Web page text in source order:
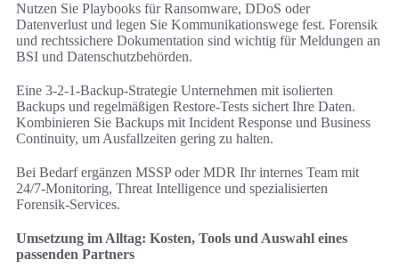
Nutzen Sie Playbooks für Ransomware, DDoS oder
Datenverlust und legen Sie Kommunikationswege fest. Forensik
und rechtssichere Dokumentation sind wichtig für Meldungen an
BSI und Datenschutzbehörden.
Eine 3-2-1-Backup-Strategie Unternehmen mit isolierten
Backups und regelmäßigen Restore-Tests sichert Ihre Daten.
Kombinieren Sie Backups mit Incident Response und Business
Continuity, um Ausfallzeiten gering zu halten.
Bei Bedarf ergänzen MSSP oder MDR Ihr internes Team mit
24/7-Monitoring, Threat Intelligence und spezialisierten
Forensik-Services.
Umsetzung im Alltag: Kosten, Tools und Auswahl eines
passenden Partners